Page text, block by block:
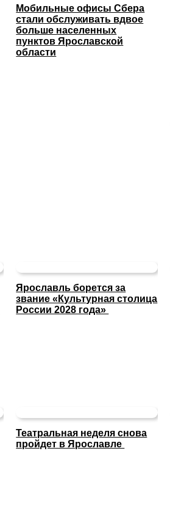
Мобильные офисы Сбера
стали обслуживать вдвое
больше населенных
пунктов Ярославской
области
Ярославль борется за
звание «Культурная столица
России 2028 года»
Театральная неделя снова
пройдет в Ярославле